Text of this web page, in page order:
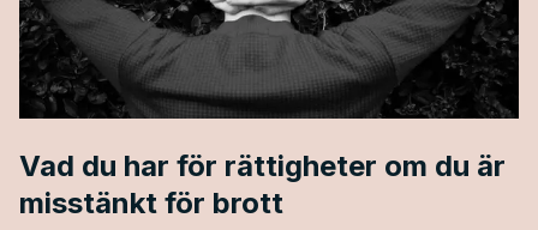
Vad du har för rättigheter om du är
misstänkt för brott